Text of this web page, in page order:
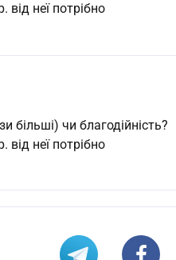
неї потрібно
більші) чи благодійність?
неї потрібно